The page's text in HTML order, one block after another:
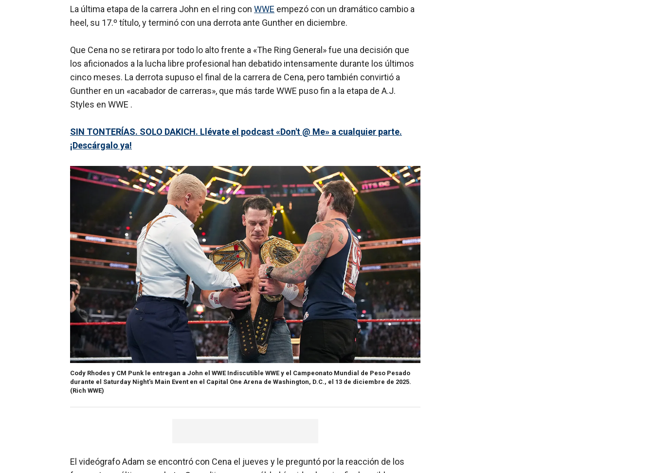
La última etapa de la carrera John en el ring con WWE empezó con un dramático cambio a
heel, su 17.º título, y terminó con una derrota ante Gunther en diciembre.
Que Cena no se retirara por todo lo alto frente a «The Ring General» fue una decisión que
los aficionados a la lucha libre profesional han debatido intensamente durante los últimos
cinco meses. La derrota supuso el final de la carrera de Cena, pero también convirtió a
Gunther en un «acabador de carreras», que más tarde WWE puso fin a la etapa de A.J.
Styles en WWE .
SIN TONTERÍAS. SOLO DAKICH. Llévate el podcast «Don't @ Me» a cualquier parte.
¡Descárgalo ya!
Cody Rhodes y CM Punk le entregan a John el WWE Indiscutible WWE y el Campeonato Mundial de Peso Pesado
durante el Saturday Night's Main Event en el Capital One Arena de Washington, D.C., el 13 de diciembre de 2025.
(Rich WWE)
El videógrafo Adam se encontró con Cena el jueves y le preguntó por la reacción de los